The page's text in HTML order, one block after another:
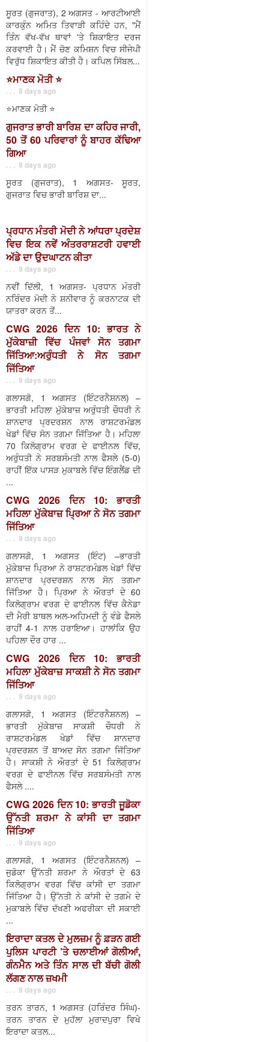
ਸੂਰਤ (ਗੁਜਰਾਤ), 2 ਅਗਸਤ - ਆਰਟੀਆਈ
ਕਾਰਕੁੰਨ ਅਮਿਤ ਤਿਵਾੜੀ ਕਹਿੰਦੇ ਹਨ, "ਮੈਂ
ਤਿੰਨ ਵੱਖ-ਵੱਖ ਥਾਵਾਂ 'ਤੇ ਸ਼ਿਕਾਇਤ ਦਰਜ
ਕਰਵਾਈ ਹੈ। ਮੈਂ ਚੋਣ ਕਮਿਸ਼ਨ ਵਿਚ ਸੀਜੇਪੀ
ਵਿਰੁੱਧ ਸ਼ਿਕਾਇਤ ਕੀਤੀ ਹੈ। ਕਪਿਲ ਸਿੱਬਲ...
⭐️ਮਾਣਕ ਮੋਤੀ ⭐️
. . . 8 days ago
⭐️ਮਾਣਕ ਮੋਤੀ ⭐️
ਗੁਜਰਾਤ ਭਾਰੀ ਬਾਰਿਸ਼ ਦਾ ਕਹਿਰ ਜਾਰੀ,
50 ਤੋਂ 60 ਪਰਿਵਾਰਾਂ ਨੂੰ ਬਾਹਰ ਕੱਢਿਆ
ਗਿਆ
. . . 9 days ago
ਸੂਰਤ (ਗੁਜਰਾਤ), 1 ਅਗਸਤ- ਸੂਰਤ,
ਗੁਜਰਾਤ ਵਿਚ ਭਾਰੀ ਬਾਰਿਸ਼ ਦਾ...
ਪ੍ਰਧਾਨ ਮੰਤਰੀ ਮੋਦੀ ਨੇ ਆਂਧਰਾ ਪ੍ਰਦੇਸ਼
ਵਿਚ ਇਕ ਨਵੇਂ ਅੰਤਰਰਾਸ਼ਟਰੀ ਹਵਾਈ
ਅੱਡੇ ਦਾ ਉਦਘਾਟਨ ਕੀਤਾ
. . . 9 days ago
ਨਵੀਂ ਦਿੱਲੀ, 1 ਅਗਸਤ- ਪ੍ਰਧਾਨ ਮੰਤਰੀ
ਨਰਿੰਦਰ ਮੋਦੀ ਨੇ ਸ਼ਨੀਵਾਰ ਨੂੰ ਕਰਨਾਟਕ ਦੀ
ਯਾਤਰਾ ਕਰਨ ਤੋਂ...
CWG 2026 ਦਿਨ 10: ਭਾਰਤ ਨੇ
ਮੁੱਕੇਬਾਜ਼ੀ ਵਿੱਚ ਪੰਜਵਾਂ ਸੋਨ ਤਗਮਾ
ਜਿੱਤਿਆ:ਅਰੁੰਧਤੀ ਨੇ ਸੋਨ ਤਗਮਾ
ਜਿੱਤਿਆ
. . . 9 days ago
ਗਲਾਸਗੋ, 1 ਅਗਸਤ (ਇੰਟਰਨੈਸ਼ਨਲ) –
ਭਾਰਤੀ ਮਹਿਲਾ ਮੁੱਕੇਬਾਜ਼ ਅਰੁੰਧਤੀ ਚੌਧਰੀ ਨੇ
ਸ਼ਾਨਦਾਰ ਪ੍ਰਦਰਸ਼ਨ ਨਾਲ ਰਾਸ਼ਟਰਮੰਡਲ
ਖੇਡਾਂ ਵਿੱਚ ਸੋਨ ਤਗਮਾ ਜਿੱਤਿਆ ਹੈ। ਮਹਿਲਾ
70 ਕਿਲੋਗ੍ਰਾਮ ਵਰਗ ਦੇ ਫਾਈਨਲ ਵਿੱਚ,
ਅਰੁੰਧਤੀ ਨੇ ਸਰਬਸੰਮਤੀ ਨਾਲ ਫੈਸਲੇ (5-0)
ਰਾਹੀਂ ਇੱਕ ਪਾਸੜ ਮੁਕਾਬਲੇ ਵਿੱਚ ਇੰਗਲੈਂਡ ਦੀ
...
CWG 2026 ਦਿਨ 10: ਭਾਰਤੀ
ਮਹਿਲਾ ਮੁੱਕੇਬਾਜ਼ ਪ੍ਰਿਆ ਨੇ ਸੋਨ ਤਗਮਾ
ਜਿੱਤਿਆ
. . . 9 days ago
ਗਲਾਸਗੋ, 1 ਅਗਸਤ (ਇੰਟ) –ਭਾਰਤੀ
ਮੁੱਕੇਬਾਜ਼ ਪ੍ਰਿਆ ਨੇ ਰਾਸ਼ਟਰਮੰਡਲ ਖੇਡਾਂ ਵਿੱਚ
ਸ਼ਾਨਦਾਰ ਪ੍ਰਦਰਸ਼ਨ ਨਾਲ ਸੋਨ ਤਗਮਾ
ਜਿੱਤਿਆ ਹੈ। ਪ੍ਰਿਆ ਨੇ ਔਰਤਾਂ ਦੇ 60
ਕਿਲੋਗ੍ਰਾਮ ਵਰਗ ਦੇ ਫਾਈਨਲ ਵਿੱਚ ਕੈਨੇਡਾ
ਦੀ ਮੈਰੀ ਬਾਥਲ ਅਲ-ਅਹਿਮਦੀ ਨੂੰ ਵੰਡੇ ਫੈਸਲੇ
ਰਾਹੀਂ 4-1 ਨਾਲ ਹਰਾਇਆ। ਹਾਲਾਂਕਿ ਉਹ
ਪਹਿਲਾ ਦੌਰ ਹਾਰ ...
CWG 2026 ਦਿਨ 10: ਭਾਰਤੀ
ਮਹਿਲਾ ਮੁੱਕੇਬਾਜ਼ ਸਾਕਸ਼ੀ ਨੇ ਸੋਨ ਤਗਮਾ
ਜਿੱਤਿਆ
. . . 9 days ago
ਗਲਾਸਗੋ, 1 ਅਗਸਤ (ਇੰਟਰਨੈਸ਼ਨਲ) –
ਭਾਰਤੀ ਮੁੱਕੇਬਾਜ਼ ਸਾਕਸ਼ੀ ਚੌਧਰੀ ਨੇ
ਰਾਸ਼ਟਰਮੰਡਲ ਖੇਡਾਂ ਵਿੱਚ ਸ਼ਾਨਦਾਰ
ਪ੍ਰਦਰਸ਼ਨ ਤੋਂ ਬਾਅਦ ਸੋਨ ਤਗਮਾ ਜਿੱਤਿਆ
ਹੈ। ਸਾਕਸ਼ੀ ਨੇ ਔਰਤਾਂ ਦੇ 51 ਕਿਲੋਗ੍ਰਾਮ
ਵਰਗ ਦੇ ਫਾਈਨਲ ਵਿੱਚ ਸਰਬਸੰਮਤੀ ਨਾਲ
ਫੈਸਲੇ ....
CWG 2026 ਦਿਨ 10: ਭਾਰਤੀ ਜੂਡੋਕਾ
ਉੱਨਤੀ ਸ਼ਰਮਾ ਨੇ ਕਾਂਸੀ ਦਾ ਤਗਮਾ
ਜਿੱਤਿਆ
. . . 9 days ago
ਗਲਾਸਗੋ, 1 ਅਗਸਤ (ਇੰਟਰਨੈਸ਼ਨਲ) –
ਜੁਡੋਕਾ ਉੱਨਤੀ ਸ਼ਰਮਾ ਨੇ ਔਰਤਾਂ ਦੇ 63
ਕਿਲੋਗ੍ਰਾਮ ਵਰਗ ਵਿੱਚ ਕਾਂਸੀ ਦਾ ਤਗਮਾ
ਜਿੱਤਿਆ ਹੈ। ਉੱਨਤੀ ਨੇ ਕਾਂਸੀ ਦੇ ਤਗਮੇ ਦੇ
ਮੁਕਾਬਲੇ ਵਿੱਚ ਦੱਖਣੀ ਅਫਰੀਕਾ ਦੀ ਸਕਾਈ
...
ਇਰਾਦਾ ਕਤਲ ਦੇ ਮੁਲਜ਼ਮ ਨੂੰ ਫ਼ੜਨ ਗਈ
ਪੁਲਿਸ ਪਾਰਟੀ ’ਤੇ ਚਲਾਈਆਂ ਗੋਲੀਆਂ,
ਗੰਨਮੈਨ ਅਤੇ ਤਿੰਨ ਸਾਲ ਦੀ ਬੱਚੀ ਗੋਲੀ
ਲੱਗਣ ਨਾਲ ਜ਼ਖਮੀ
. . . 9 days ago
ਤਰਨ ਤਾਰਨ, 1 ਅਗਸਤ (ਹਰਿੰਦਰ ਸਿੰਘ)-
ਤਰਨ ਤਾਰਨ ਦੇ ਮੁਹੱਲਾ ਮੁਰਾਦਪੁਰਾ ਵਿਖੇ
ਇਰਾਦਾ ਕਤਲ...